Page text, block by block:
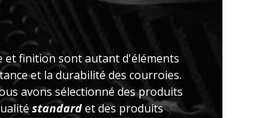
et finition sont autant d'éléments
et la durabilité des courroies.
avons sélectionné des produits
standardet des produits